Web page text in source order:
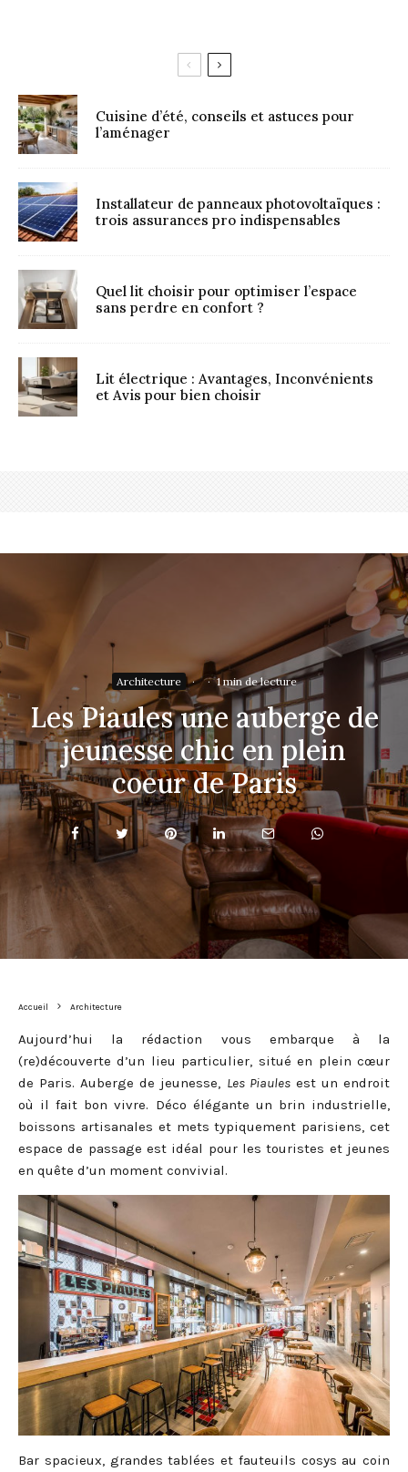
Cuisine d’été, conseils et astuces pour
l’aménager
Installateur de panneaux photovoltaïques :
trois assurances pro indispensables
Quel lit choisir pour optimiser l’espace
sans perdre en confort ?
Lit électrique : Avantages, Inconvénients
et Avis pour bien choisir
Architecture · · 1 min de lecture
Les Piaules une auberge de
jeunesse chic en plein
coeur de Paris
Accueil Architecture
Aujourd’hui la rédaction vous embarque à la
(re)découverte d’un lieu particulier, situé en plein cœur
de Paris. Auberge de jeunesse, Les Piaulesest un endroit
où il fait bon vivre. Déco élégante un brin industrielle,
boissons artisanales et mets typiquement parisiens, cet
espace de passage est idéal pour les touristes et jeunes
en quête d’un moment convivial.
Bar spacieux, grandes tablées et fauteuils cosys au coin